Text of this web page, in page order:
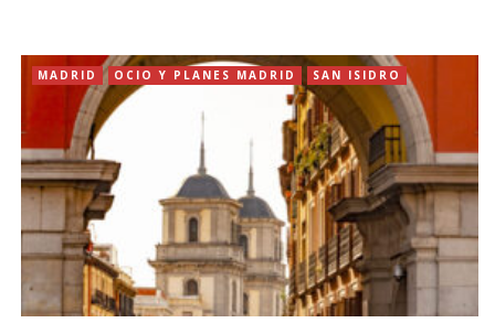
MADRID OCIO Y PLANES MADRID SAN ISIDRO